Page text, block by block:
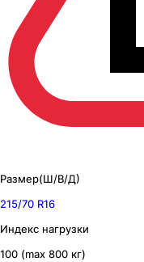
Размер(Ш/В/Д)
215/70 R16
Индекс нагрузки
100 (max 800 кг)